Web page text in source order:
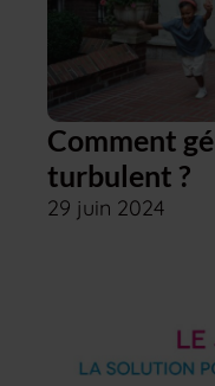
Comment
turbulent ?
29 juin 2024